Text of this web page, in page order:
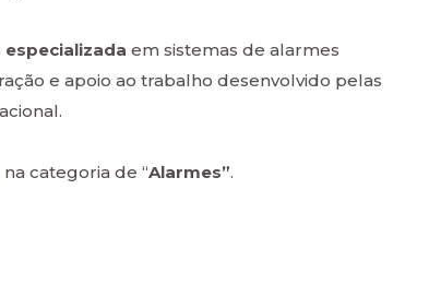
especializada em sistemas de alarmes
e apoio ao trabalho desenvolvido pelas
na categoria de “Alarmes”.